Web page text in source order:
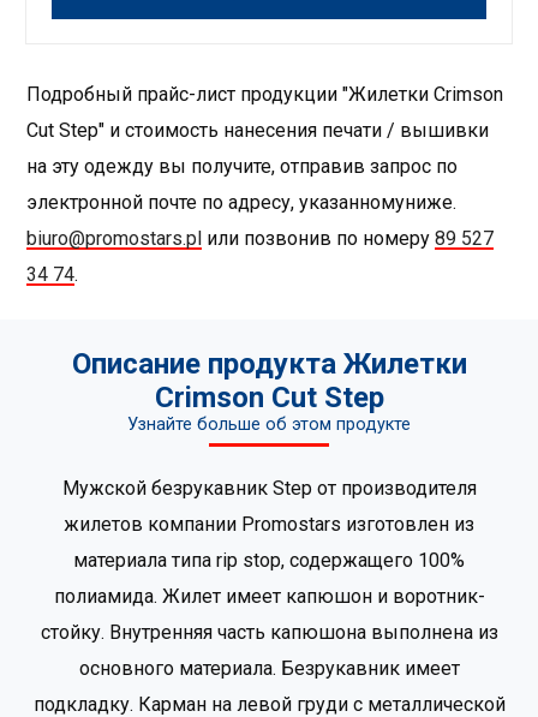
Подробный прайс-лист продукции "Жилетки Crimson
Cut Step" и стоимость нанесения печати / вышивки
на эту одежду вы получите, отправив запрос по
электронной почте по адресу, указанномуниже.
biuro@promostars.pl или позвонив по номеру89 527
34 74.
Описание продукта Жилетки
Crimson Cut Step
Узнайте больше об этом продукте
Мужской безрукавник Step от производителя
жилетов компании Promostars изготовлен из
материала типа rip stop, содержащего 100%
полиамида. Жилет имеет капюшон и воротник-
стойку. Внутренняя часть капюшона выполнена из
основного материала. Безрукавник имеет
подкладку. Карман на левой груди с металлической